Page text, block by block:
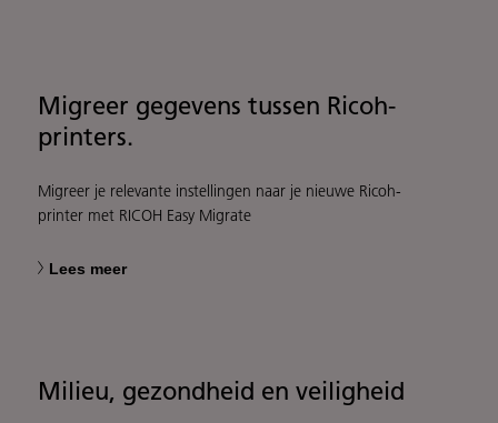
Migreer gegevens tussen Ricoh-
printers.
Migreer je relevante instellingen naar je nieuwe Ricoh-
printer met RICOH Easy Migrate
Lees meer
Milieu, gezondheid en veiligheid